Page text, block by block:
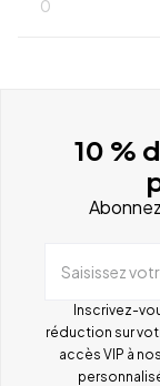
0
10 %
Saisissez
Inscrivez-
réduction sur
accès VIP à